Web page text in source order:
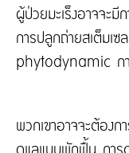
ผู้ป่วยมะเร็งอาจจะ
การปลูกถ่ายสเต็ม
phytodynamic ก
พวกเขาอาจจะต้อง